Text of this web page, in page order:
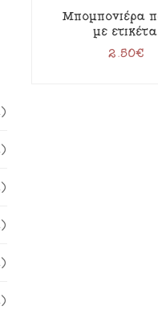
Μπομπονιέρα
με ετικέτα
2.50€